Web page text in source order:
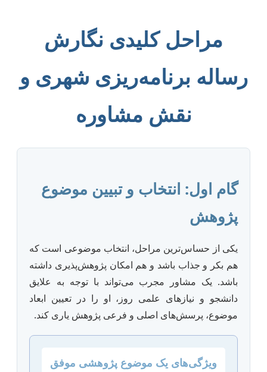
مراحل کلیدی نگارش
رساله برنامه‌ریزی شهری و
نقش مشاوره
گام اول: انتخاب و تبیین موضوع
پژوهش
یکی از حساس‌ترین مراحل، انتخاب موضوعی است که
هم بکر و جذاب باشد و هم امکان پژوهش‌پذیری داشته
باشد. یک مشاور مجرب می‌تواند با توجه به علایق
دانشجو و نیازهای علمی روز، او را در تعیین ابعاد
موضوع، پرسش‌های اصلی و فرعی پژوهش یاری کند.
ویژگی‌های یک موضوع پژوهشی موفق